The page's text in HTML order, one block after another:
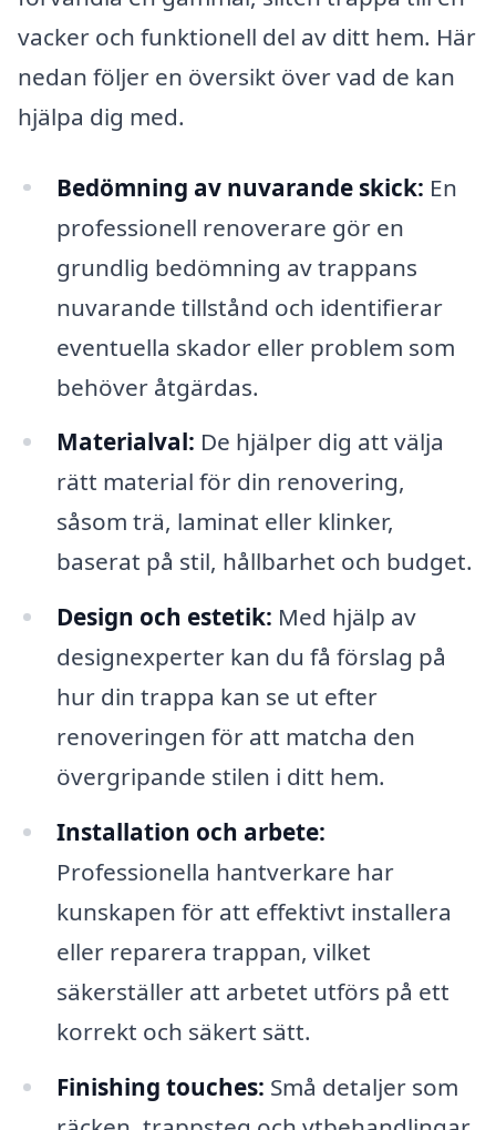
vacker och funktionell del av ditt hem. Här
nedan följer en översikt över vad de kan
hjälpa dig med.
Bedömning av nuvarande skick: En
professionell renoverare gör en
grundlig bedömning av trappans
nuvarande tillstånd och identifierar
eventuella skador eller problem som
behöver åtgärdas.
Materialval: De hjälper dig att välja
rätt material för din renovering,
såsom trä, laminat eller klinker,
baserat på stil, hållbarhet och budget.
Design och estetik: Med hjälp av
designexperter kan du få förslag på
hur din trappa kan se ut efter
renoveringen för att matcha den
övergripande stilen i ditt hem.
Installation och arbete:
Professionella hantverkare har
kunskapen för att effektivt installera
eller reparera trappan, vilket
säkerställer att arbetet utförs på ett
korrekt och säkert sätt.
Finishing touches: Små detaljer som